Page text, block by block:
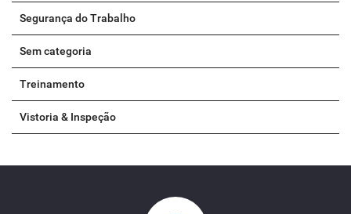
Segurança do Trabalho
Sem categoria
Treinamento
Vistoria & Inspeção